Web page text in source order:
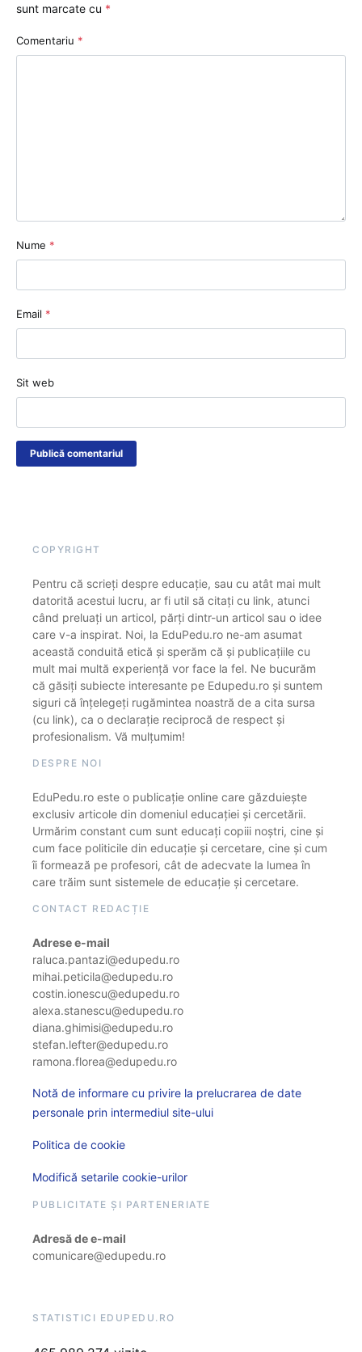
sunt marcate cu *
Comentariu *
Nume *
Email *
Sit web
COPYRIGHT
Pentru că scrieți despre educație, sau cu atât mai mult
datorită acestui lucru, ar fi util să citați cu link, atunci
când preluați un articol, părți dintr-un articol sau o idee
care v-a inspirat. Noi, la EduPedu.ro ne-am asumat
această conduită etică și sperăm că și publicațiile cu
mult mai multă experiență vor face la fel. Ne bucurăm
că găsiți subiecte interesante pe Edupedu.ro și suntem
siguri că înțelegeți rugămintea noastră de a cita sursa
(cu link), ca o declarație reciprocă de respect și
profesionalism. Vă mulțumim!
DESPRE NOI
EduPedu.ro este o publicație online care găzduiește
exclusiv articole din domeniul educației și cercetării.
Urmărim constant cum sunt educați copiii noștri, cine și
cum face politicile din educație și cercetare, cine și cum
îi formează pe profesori, cât de adecvate la lumea în
care trăim sunt sistemele de educație și cercetare.
CONTACT REDACȚIE
Adrese e-mail
raluca.pantazi@edupedu.ro
mihai.peticila@edupedu.ro
costin.ionescu@edupedu.ro
alexa.stanescu@edupedu.ro
diana.ghimisi@edupedu.ro
stefan.lefter@edupedu.ro
ramona.florea@edupedu.ro
Notă de informare cu privire la prelucrarea de date
personale prin intermediul site-ului
Politica de cookie
Modifică setarile cookie-urilor
PUBLICITATE ȘI PARTENERIATE
Adresă de e-mail
comunicare@edupedu.ro
STATISTICI EDUPEDU.RO